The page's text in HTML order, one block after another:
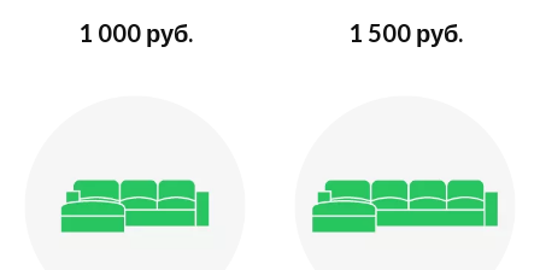
1 000 руб. 1 500 руб.